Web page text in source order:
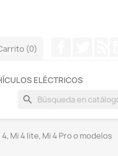
(0)
ELÉCTRICOS
search
Mi 4 lite, Mi 4 Pro o modelos